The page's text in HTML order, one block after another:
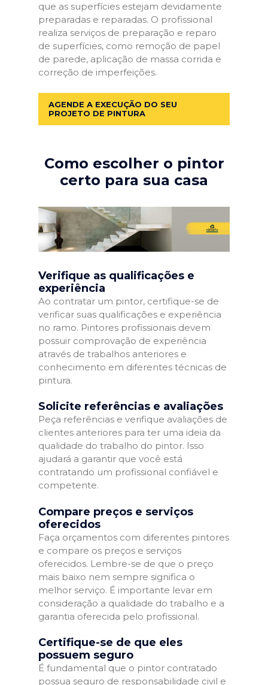
que as superfícies estejam devidamente
preparadas e reparadas. O profissional
realiza serviços de preparação e reparo
de superfícies, como remoção de papel
de parede, aplicação de massa corrida e
correção de imperfeições.
AGENDE A EXECUÇÃO DO SEU
PROJETO DE PINTURA
Como escolher o pintor
certo para sua casa
Verifique as qualificações e
experiência
Ao contratar um pintor, certifique-se de
verificar suas qualificações e experiência
no ramo. Pintores profissionais devem
possuir comprovação de experiência
através de trabalhos anteriores e
conhecimento em diferentes técnicas de
pintura.
Solicite referências e avaliações
Peça referências e verifique avaliações de
clientes anteriores para ter uma ideia da
qualidade do trabalho do pintor. Isso
ajudará a garantir que você está
contratando um profissional confiável e
competente.
Compare preços e serviços
oferecidos
Faça orçamentos com diferentes pintores
e compare os preços e serviços
oferecidos. Lembre-se de que o preço
mais baixo nem sempre significa o
melhor serviço. É importante levar em
consideração a qualidade do trabalho e a
garantia oferecida pelo profissional.
Certifique-se de que eles
possuem seguro
É fundamental que o pintor contratado
possua seguro de responsabilidade civil e